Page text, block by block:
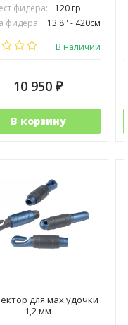
фидера:
120 гр.
фидера:
13'8'' - 420см
удилища (гр):
В наличии
10 950 ₽
В корзину
для мах.удочки
1,2 мм